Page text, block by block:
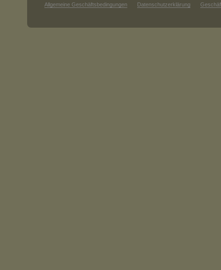
Allgemeine Geschäftsbedingungen Datenschutzerklärung